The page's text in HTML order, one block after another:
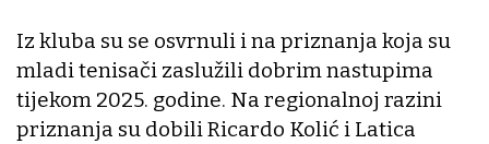
Iz kluba su se osvrnuli i na priznanja koja su
mladi tenisači zaslužili dobrim nastupima
tijekom 2025. godine. Na regionalnoj razini
priznanja su dobili Ricardo Kolić i Latica